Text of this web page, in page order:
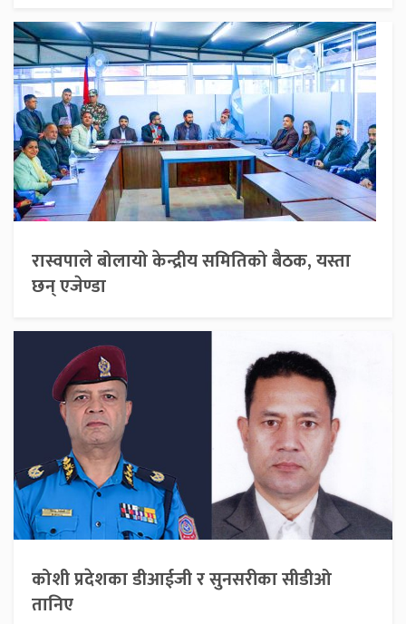
रास्वपाले बोलायो केन्द्रीय समितिको बैठक, यस्ता
छन् एजेण्डा
कोशी प्रदेशका डीआईजी र सुनसरीका सीडीओ
तानिए